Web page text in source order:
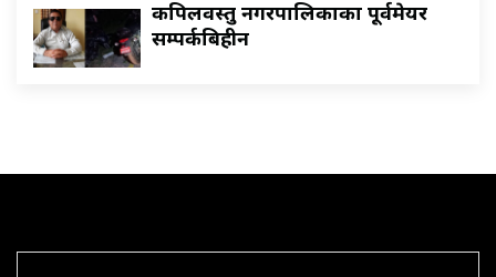
कपिलवस्तु नगरपालिकाका पूर्वमेयर
सम्पर्कबिहीन